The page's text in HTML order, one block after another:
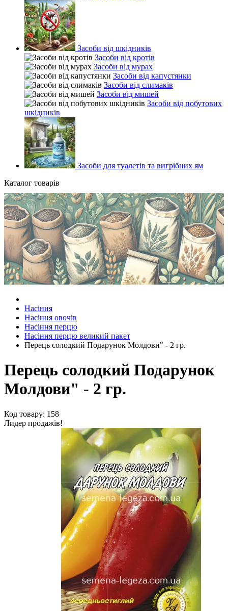
Засоби від шкідників
Засоби від кротів
Засоби від мурах
Засоби від капустянки
Засоби від слимаків
Засоби від мишей
Засоби від побутових
шкідників
Засоби для туалетів та вигрібних ям
Каталог товарів
Насіння
Насіння овочів
Насіння перцю
Насіння перцю великий пакет
Перець солодкий Подарунок Молдови" - 2 гр.
Перець солодкий Подарунок
Молдови" - 2 гр.
Код товару: 158
Лидер продажів!